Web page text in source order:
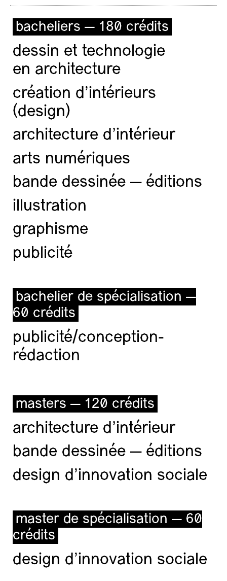
bacheliers — 180 crédits
dessin et technologie
en architecture
création d'intérieurs
(design)
architecture d’intérieur
arts numériques
bande dessinée — éditions
illustration
graphisme
publicité
bachelier de spécialisation —
60 crédits
publicité/conception-
rédaction
masters — 120 crédits
architecture d’intérieur
bande dessinée — éditions
design d'innovation sociale
master de spécialisation — 60
crédits
design d'innovation sociale